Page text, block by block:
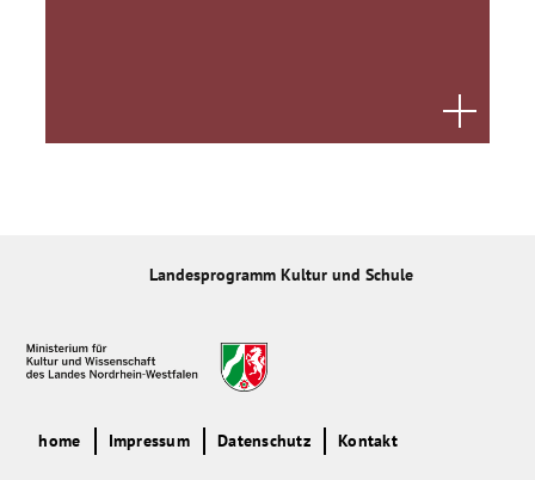
Landesprogramm Kultur und Schule
home Impressum Datenschutz Kontakt